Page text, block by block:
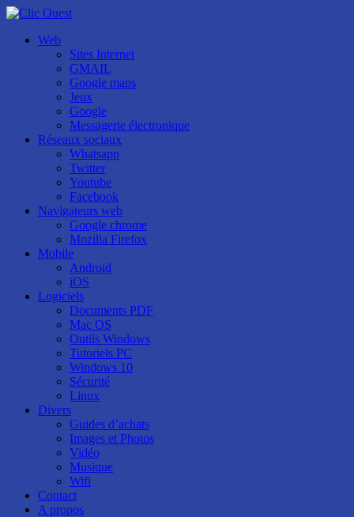
Web
Sites Internet
GMAIL
Google maps
Jeux
Google
Messagerie électronique
Réseaux sociaux
Whatsapp
Twitter
Youtube
Facebook
Navigateurs web
Google chrome
Mozilla Firefox
Mobile
Android
iOS
Logiciels
Documents PDF
Mac OS
Outils Windows
Tutoriels PC
Windows 10
Sécurité
Linux
Divers
Guides d’achats
Images et Photos
Vidéo
Musique
Wifi
Contact
A propos